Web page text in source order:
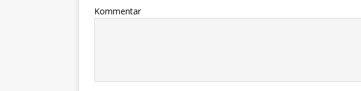
Kommentar